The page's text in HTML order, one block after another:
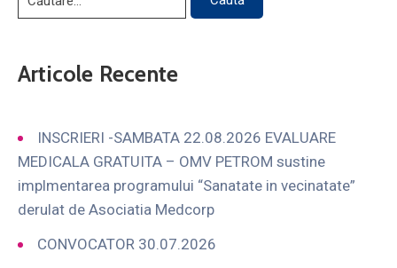
Articole Recente
INSCRIERI -SAMBATA 22.08.2026 EVALUARE
MEDICALA GRATUITA – OMV PETROM sustine
implmentarea programului “Sanatate in vecinatate”
derulat de Asociatia Medcorp
CONVOCATOR 30.07.2026